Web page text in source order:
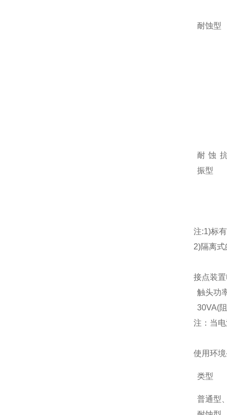
耐蚀型
耐蚀
振型
注:1)标
2)隔离
接点装
触头功
30VA(
注：当
使用环
类型
普通型